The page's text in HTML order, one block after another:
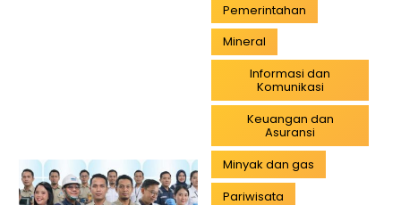
Pemerintahan
Mineral
Informasi dan
Komunikasi
Keuangan dan
Asuransi
Minyak dan gas
Pariwisata